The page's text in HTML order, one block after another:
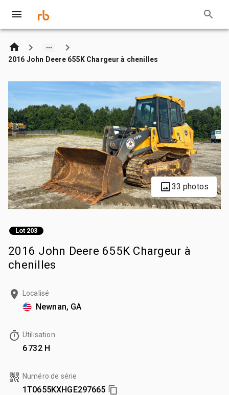
2016 John Deere 655K Chargeur à chenilles
33 photos
Lot 203
2016 John Deere 655K Chargeur à
chenilles
Localisé
Newnan, GA
Utilisation
6 732 H
Numéro de série
1T0655KXHGE297665